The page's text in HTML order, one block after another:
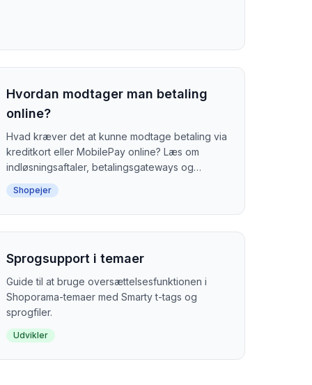
Hvordan modtager man betaling
online?
Hvad kræver det at kunne modtage betaling via
kreditkort eller MobilePay online? Læs om
indløsningsaftaler, betalingsgateways og
alternative betalingsmetoder.
Shopejer
Sprogsupport i temaer
Guide til at bruge oversættelsesfunktionen i
Shoporama-temaer med Smarty t-tags og
sprogfiler.
Udvikler